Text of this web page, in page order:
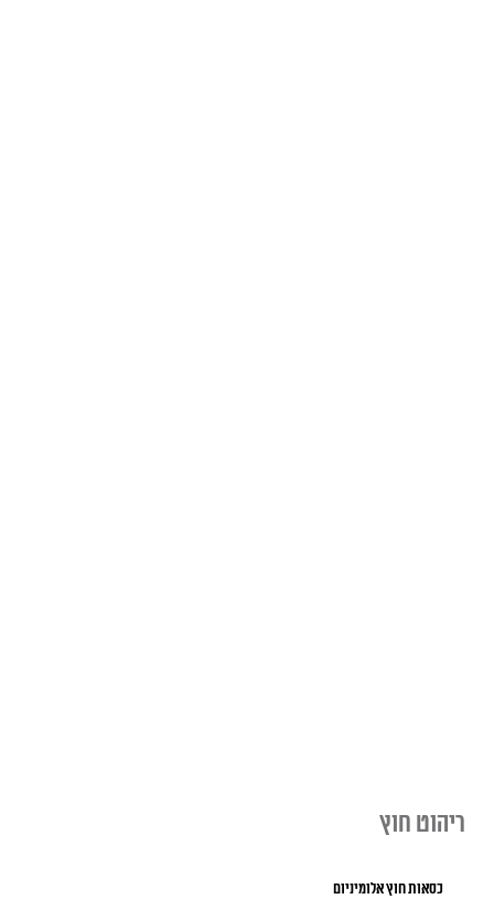
ריהוט חוץ
כסאות חוץ אלומיניום